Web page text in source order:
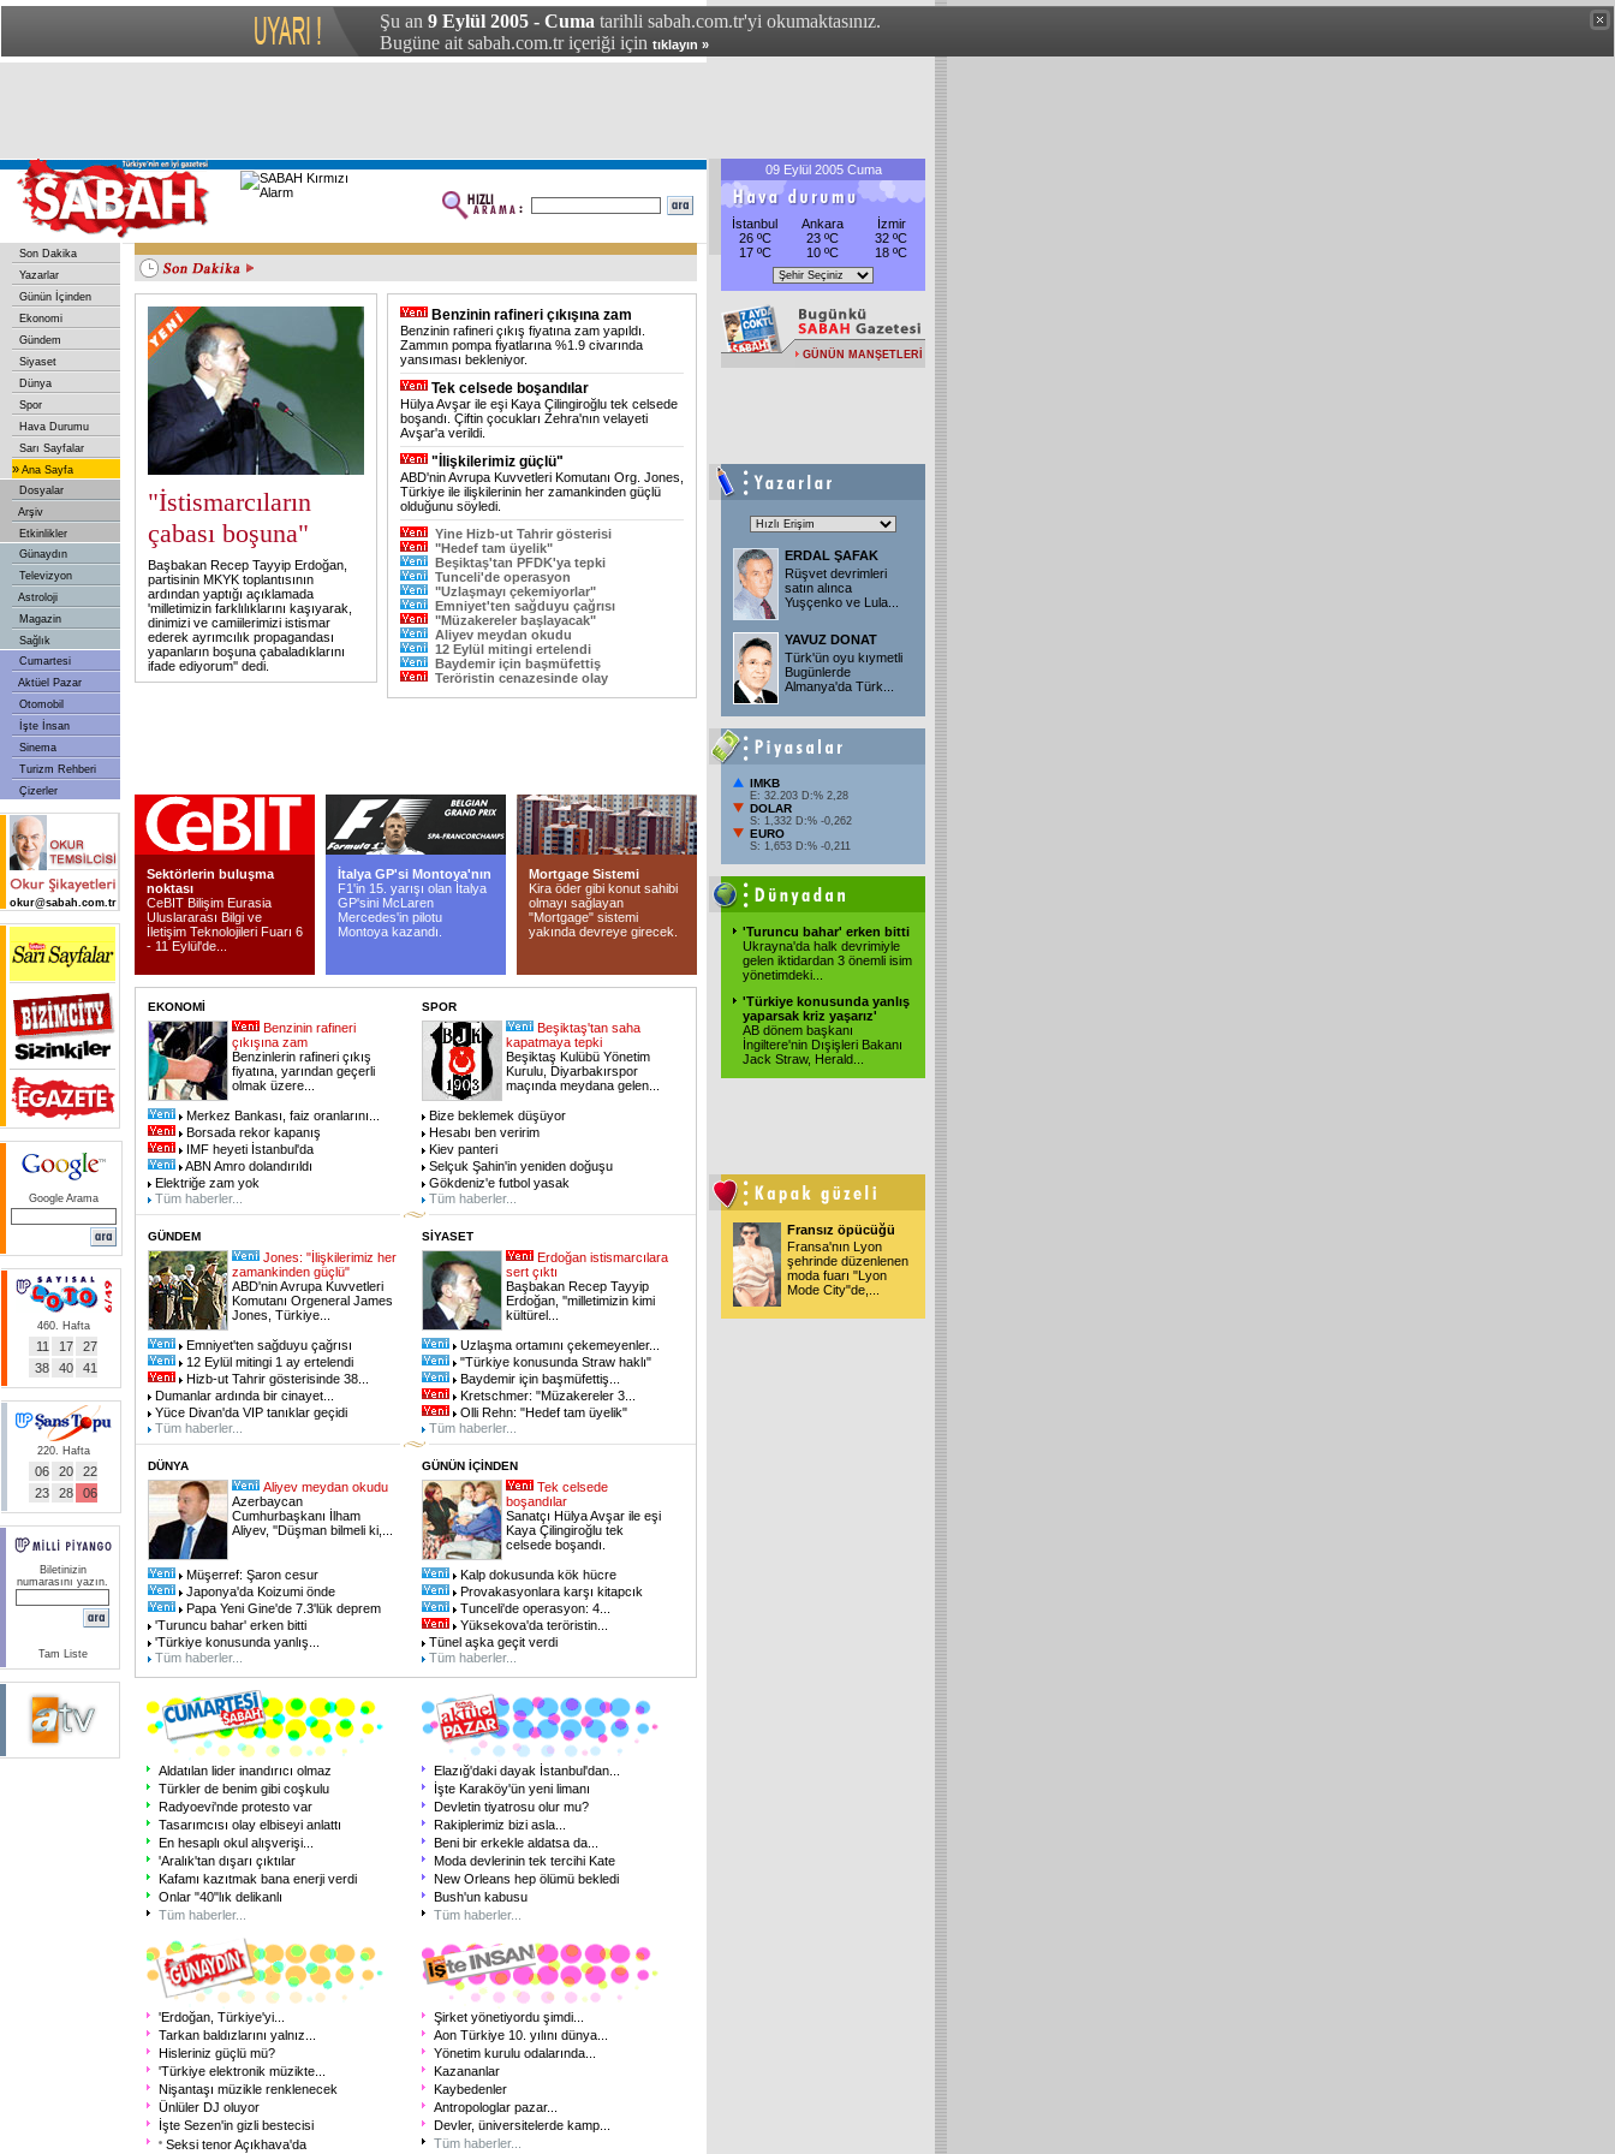
Şu an 9 Eylül 2005 - Cuma tarihli sabah.com.tr'yi okumaktasınız.
Bugüne ait sabah.com.tr içeriği için tıklayın »
09 Eylül 2005 Cuma
İstanbul
26 ºC
17 ºC
Ankara
23 ºC
10 ºC
İzmir
32 ºC
18 ºC
GÜNÜN MANŞETLERİ
ERDAL ŞAFAK
Rüşvet devrimleri
satın alınca
Yuşçenko ve Lula...
YAVUZ DONAT
Türk'ün oyu kıymetli
Bugünlerde
Almanya'da Türk...
IMKB
E: 32.203 D:% 2,28
DOLAR
S: 1,332 D:% -0,262
EURO
S: 1,653 D:% -0,211
'Turuncu bahar' erken bitti
Ukrayna'da halk devrimiyle
gelen iktidardan 3 önemli isim
yönetimdeki...
'Türkiye konusunda yanlış
yaparsak kriz yaşarız'
AB dönem başkanı
İngiltere'nin Dışişleri Bakanı
Jack Straw, Herald...
Fransız öpücüğü
Fransa'nın Lyon
şehrinde düzenlenen
moda fuarı "Lyon
Mode City"de,...
Son Dakika
Yazarlar
Günün İçinden
Ekonomi
Gündem
Siyaset
Dünya
Spor
Hava Durumu
Sarı Sayfalar
» Ana Sayfa
Dosyalar
Arşiv
Etkinlikler
Günaydın
Televizyon
Astroloji
Magazin
Sağlık
Cumartesi
Aktüel Pazar
Otomobil
İşte İnsan
Sinema
Turizm Rehberi
Çizerler
okur@sabah.com.tr
Google Arama
460. Hafta
11 17
27
38
40 41
220. Hafta
06 20
22
23
28 06
Biletinizin
numarasını yazın.
Tam Liste
Irak Başbakanı, Japonya İmparatoru ile görüştü
Çin’de küçük uçak düştü: 1 ölü
ABD'nin eski Kıbrıs Özel Koordinatörü Weston öldü
"İstismarcıların
çabası boşuna"
Başbakan Recep Tayyip Erdoğan,
partisinin MKYK toplantısının
ardından yaptığı açıklamada
'milletimizin farklılıklarını kaşıyarak,
dinimizi ve camiilerimizi istismar
ederek ayrımcılık propagandası
yapanların boşuna çabaladıklarını
ifade ediyorum'' dedi.
Benzinin rafineri çıkışına zam
Benzinin rafineri çıkış fiyatına zam yapıldı.
Zammın pompa fiyatlarına %1.9 civarında
yansıması bekleniyor.
Tek celsede boşandılar
Hülya Avşar ile eşi Kaya Çilingiroğlu tek celsede
boşandı. Çiftin çocukları Zehra'nın velayeti
Avşar'a verildi.
"İlişkilerimiz güçlü"
ABD'nin Avrupa Kuvvetleri Komutanı Org. Jones,
Türkiye ile ilişkilerinin her zamankinden güçlü
olduğunu söyledi.
Yine Hizb-ut Tahrir gösterisi
"Hedef tam üyelik"
Beşiktaş'tan PFDK'ya tepki
Tunceli'de operasyon
"Uzlaşmayı çekemiyorlar"
Emniyet'ten sağduyu çağrısı
"Müzakereler başlayacak"
Aliyev meydan okudu
12 Eylül mitingi ertelendi
Baydemir için başmüfettiş
Teröristin cenazesinde olay
Sektörlerin buluşma
noktası
CeBIT Bilişim Eurasia
Uluslararası Bilgi ve
İletişim Teknolojileri Fuarı 6
- 11 Eylül'de...
İtalya GP'si Montoya'nın
F1'in 15. yarışı olan İtalya
GP'sini McLaren
Mercedes'in pilotu
Montoya kazandı.
Mortgage Sistemi
Kira öder gibi konut sahibi
olmayı sağlayan
"Mortgage" sistemi
yakında devreye girecek.
EKONOMİ
Benzinin rafineri
çıkışına zam
Benzinlerin rafineri çıkış
fiyatına, yarından geçerli
olmak üzere...
Merkez Bankası, faiz oranlarını...
Borsada rekor kapanış
IMF heyeti İstanbul'da
ABN Amro dolandırıldı
Elektriğe zam yok
Tüm haberler...
SPOR
Beşiktaş'tan saha
kapatmaya tepki
Beşiktaş Kulübü Yönetim
Kurulu, Diyarbakırspor
maçında meydana gelen...
Bize beklemek düşüyor
Hesabı ben veririm
Kiev panteri
Selçuk Şahin'in yeniden doğuşu
Gökdeniz'e futbol yasak
Tüm haberler...
GÜNDEM
Jones: "İlişkilerimiz her
zamankinden güçlü"
ABD'nin Avrupa Kuvvetleri
Komutanı Orgeneral James
Jones, Türkiye...
Emniyet'ten sağduyu çağrısı
12 Eylül mitingi 1 ay ertelendi
Hizb-ut Tahrir gösterisinde 38...
Dumanlar ardında bir cinayet...
Yüce Divan'da VIP tanıklar geçidi
Tüm haberler...
SİYASET
Erdoğan istismarcılara
sert çıktı
Başbakan Recep Tayyip
Erdoğan, ''milletimizin kimi
kültürel...
Uzlaşma ortamını çekemeyenler...
"Türkiye konusunda Straw haklı"
Baydemir için başmüfettiş...
Kretschmer: "Müzakereler 3...
Olli Rehn: "Hedef tam üyelik"
Tüm haberler...
DÜNYA
Aliyev meydan okudu
Azerbaycan
Cumhurbaşkanı İlham
Aliyev, ''Düşman bilmeli ki,...
Müşerref: Şaron cesur
Japonya'da Koizumi önde
Papa Yeni Gine'de 7.3'lük deprem
'Turuncu bahar' erken bitti
'Türkiye konusunda yanlış...
Tüm haberler...
GÜNÜN İÇİNDEN
Tek celsede
boşandılar
Sanatçı Hülya Avşar ile eşi
Kaya Çilingiroğlu tek
celsede boşandı.
Kalp dokusunda kök hücre
Provakasyonlara karşı kitapcık
Tunceli'de operasyon: 4...
Yüksekova'da teröristin...
Tünel aşka geçit verdi
Tüm haberler...
Aldatılan lider inandırıcı olmaz
Türkler de benim gibi coşkulu
Radyoevi'nde protesto var
Tasarımcısı olay elbiseyi anlattı
En hesaplı okul alışverişi...
'Aralık'tan dışarı çıktılar
Kafamı kazıtmak bana enerji verdi
Onlar "40"lık delikanlı
Tüm haberler...
Elazığ'daki dayak İstanbul'dan...
İşte Karaköy'ün yeni limanı
Devletin tiyatrosu olur mu?
Rakiplerimiz bizi asla...
Beni bir erkekle aldatsa da...
Moda devlerinin tek tercihi Kate
New Orleans hep ölümü bekledi
Bush'un kabusu
Tüm haberler...
'Erdoğan, Türkiye'yi...
Tarkan baldızlarını yalnız...
Hisleriniz güçlü mü?
'Türkiye elektronik müzikte...
Nişantaşı müzikle renklenecek
Ünlüler DJ oluyor
İşte Sezen'in gizli bestecisi
Seksi tenor Açıkhava'da
Şirket yönetiyordu şimdi...
Aon Türkiye 10. yılını dünya...
Yönetim kurulu odalarında...
Kazananlar
Kaybedenler
Antropologlar pazar...
Devler, üniversitelerde kamp...
Tüm haberler...